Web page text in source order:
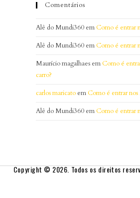
Comentários
Alê do Mundi360 em Como é entrar
Alê do Mundi360 em Como é entrar
Maurício magalhaes em Como é
carro?
carlos maricato em Como é entrar nos
Alê do Mundi360 em Como é entrar
Copyright © 2026. Todos os direitos